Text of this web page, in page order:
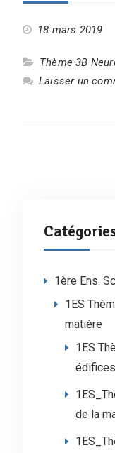
18 mars 2019
Thème 3B
Laisser un
1ère Ens.
1ES
matière
1ES
de la